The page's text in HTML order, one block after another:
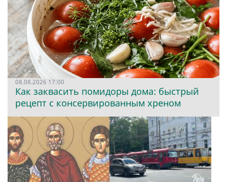
08.08.2026 17:00
Как заквасить помидоры дома: быстрый
рецепт с консервированным хреном